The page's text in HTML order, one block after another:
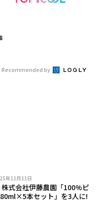
Recommended by
年11月11日
株式会社伊藤農園「100%ピ
本セット」を3人に!